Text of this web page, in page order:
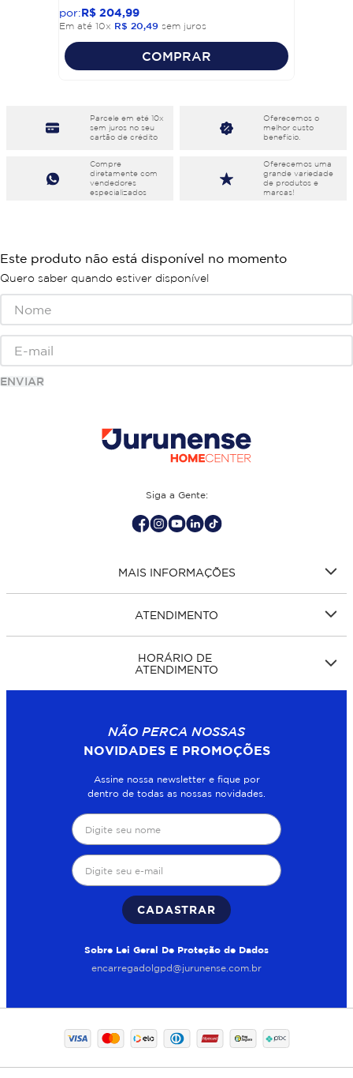
R$ 204,99
Em até 10x R$ 20,49 sem juros
COMPRAR
Parcele em eté 10x
sem juros no seu
cartão de crédito
Oferecemos o
melhor custo
benefício.
Compre
diretamente com
vendedores
especializados
Oferecemos uma
grande variedade
de produtos e
marcas!
Este produto não está disponível no momento
Quero saber quando estiver disponível
ENVIAR
Siga a Gente:
MAIS INFORMAÇÕES
ATENDIMENTO
HORÁRIO DE
ATENDIMENTO
NÃO PERCA NOSSAS
NOVIDADES E PROMOÇÕES
Assine nossa newsletter e fique por
dentro de todas as nossas novidades.
CADASTRAR
Sobre Lei Geral De Proteção de Dados
encarregadolgpd@jurunense.com.br